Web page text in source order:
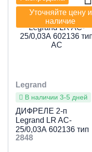
Уточняйте цену и
наличие
Legrand
В наличии 3-5 дней
ДИФРЕЛЕ 2-п
Legrand LR AC-
25/0,03А 602136 тип
AC
2848